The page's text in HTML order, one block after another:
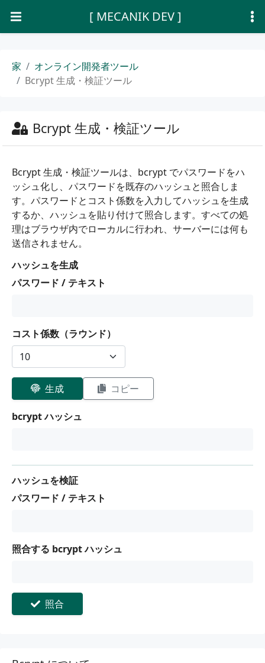
[ MECANIK DEV ]
家
オンライン開発者ツール
Bcrypt 生成・検証ツール
Bcrypt 生成・検証ツール
Bcrypt 生成・検証ツールは、bcrypt でパスワードをハ
ッシュ化し、パスワードを既存のハッシュと照合しま
す。パスワードとコスト係数を入力してハッシュを生成
するか、ハッシュを貼り付けて照合します。すべての処
理はブラウザ内でローカルに行われ、サーバーには何も
送信されません。
ハッシュを生成
パスワード / テキスト
コスト係数（ラウンド）
生成 コピー
bcrypt ハッシュ
ハッシュを検証
パスワード / テキスト
照合する bcrypt ハッシュ
照合